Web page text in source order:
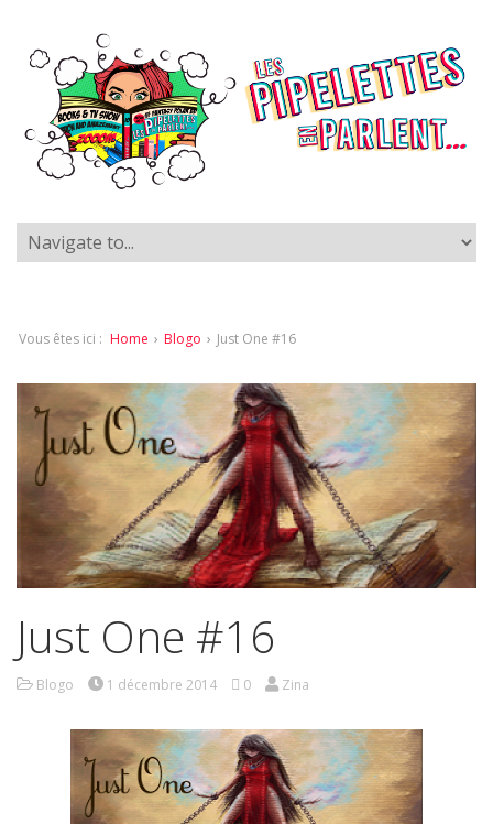
Vous êtes ici : Home › Blogo › Just One #16
Just One #16
Blogo 1 décembre 2014 0 Zina